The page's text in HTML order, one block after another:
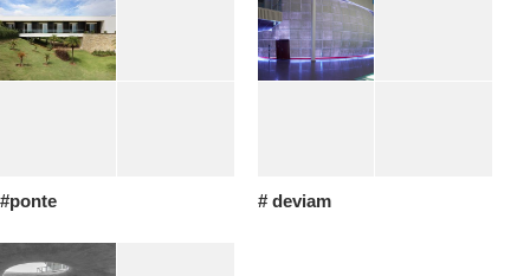
#ponte # deviam